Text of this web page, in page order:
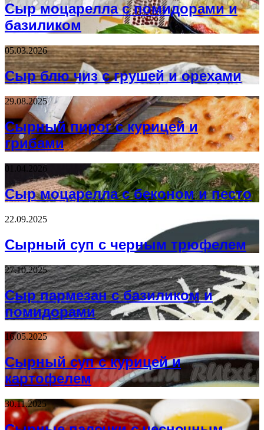
Сыр моцарелла с помидорами и
базиликом
05.03.2026
Сыр блю чиз с грушей и орехами
29.08.2025
Сырный пирог с курицей и
грибами
01.04.2026
Сыр моцарелла с беконом и песто
22.09.2025
Сырный суп с черным трюфелем
27.10.2025
Сыр пармезан с базиликом и
помидорами
16.05.2025
Сырный суп с курицей и
картофелем
30.11.2025